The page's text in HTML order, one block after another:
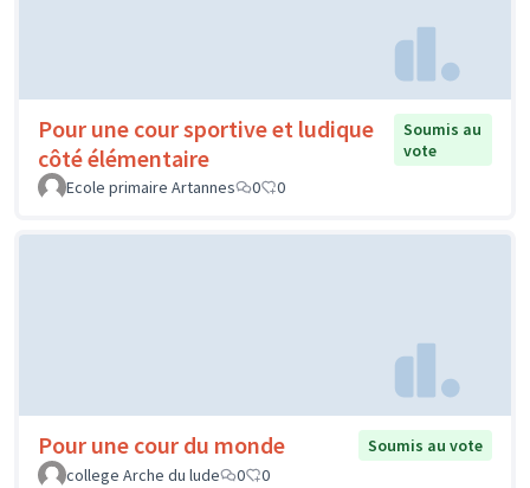
Pour une cour sportive et ludique
côté élémentaire
Soumis au
vote
Ecole primaire Artannes
0 0
Pour une cour du monde
Soumis au vote
college Arche du lude
0 0